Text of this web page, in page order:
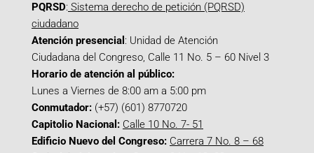
PQRSD: Sistema derecho de petición (PQRSD)
ciudadano
Atención presencial : Unidad de Atención
Ciudadana del Congreso, Calle 11 No. 5 – 60 Nivel 3
Horario de atención al público:
Lunes a Viernes de 8:00 am a 5:00 pm
Conmutador: (+57) (601) 8770720
Capitolio Nacional: Calle 10 No. 7- 51
Edificio Nuevo del Congreso: Carrera 7 No. 8 – 68